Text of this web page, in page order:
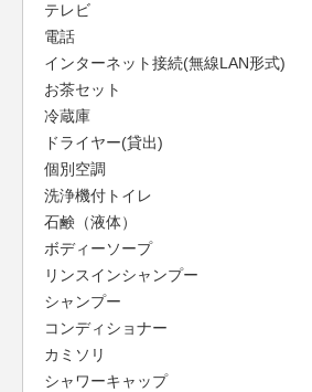
テレビ
電話
インターネット接続(無線LAN形式)
お茶セット
冷蔵庫
ドライヤー(貸出)
個別空調
洗浄機付トイレ
石鹸（液体）
ボディーソープ
リンスインシャンプー
シャンプー
コンディショナー
カミソリ
シャワーキャップ